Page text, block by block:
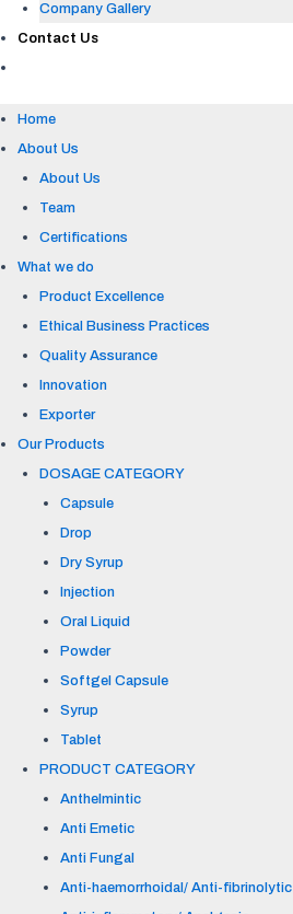
Company Gallery
Contact Us
Home
About Us
About Us
Team
Certifications
What we do
Product Excellence
Ethical Business Practices
Quality Assurance
Innovation
Exporter
Our Products
DOSAGE CATEGORY
Capsule
Drop
Dry Syrup
Injection
Oral Liquid
Powder
Softgel Capsule
Syrup
Tablet
PRODUCT CATEGORY
Anthelmintic
Anti Emetic
Anti Fungal
Anti-haemorrhoidal/ Anti-fibrinolytic